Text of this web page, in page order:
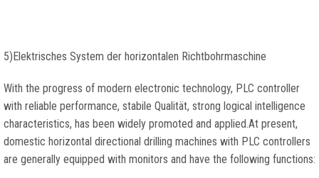
5)Elektrisches System der horizontalen Richtbohrmaschine
With the progress of modern electronic technology, PLC controller
with reliable performance, stabile Qualität, strong logical intelligence
characteristics, has been widely promoted and applied.At present,
domestic horizontal directional drilling machines with PLC controllers
are generally equipped with monitors and have the following functions: